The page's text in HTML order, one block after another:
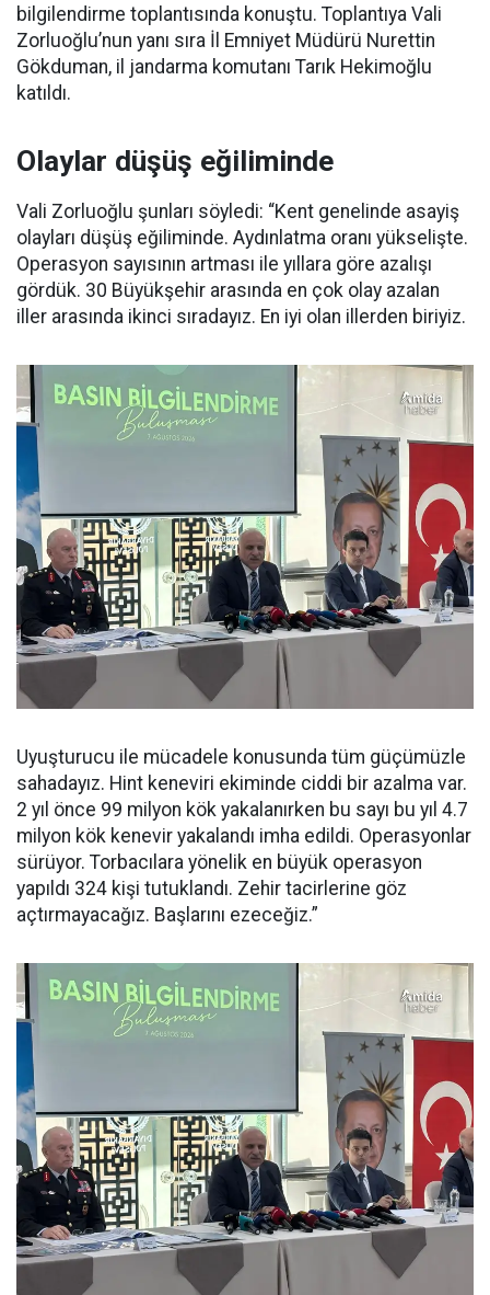
bilgilendirme toplantısında konuştu. Toplantıya Vali
Zorluoğlu’nun yanı sıra İl Emniyet Müdürü Nurettin
Gökduman, il jandarma komutanı Tarık Hekimoğlu
katıldı.
Olaylar düşüş eğiliminde
Vali Zorluoğlu şunları söyledi: “Kent genelinde asayiş
olayları düşüş eğiliminde. Aydınlatma oranı yükselişte.
Operasyon sayısının artması ile yıllara göre azalışı
gördük. 30 Büyükşehir arasında en çok olay azalan
iller arasında ikinci sıradayız. En iyi olan illerden biriyiz.
Uyuşturucu ile mücadele konusunda tüm güçümüzle
sahadayız. Hint keneviri ekiminde ciddi bir azalma var.
2 yıl önce 99 milyon kök yakalanırken bu sayı bu yıl 4.7
milyon kök kenevir yakalandı imha edildi. Operasyonlar
sürüyor. Torbacılara yönelik en büyük operasyon
yapıldı 324 kişi tutuklandı. Zehir tacirlerine göz
açtırmayacağız. Başlarını ezeceğiz.”